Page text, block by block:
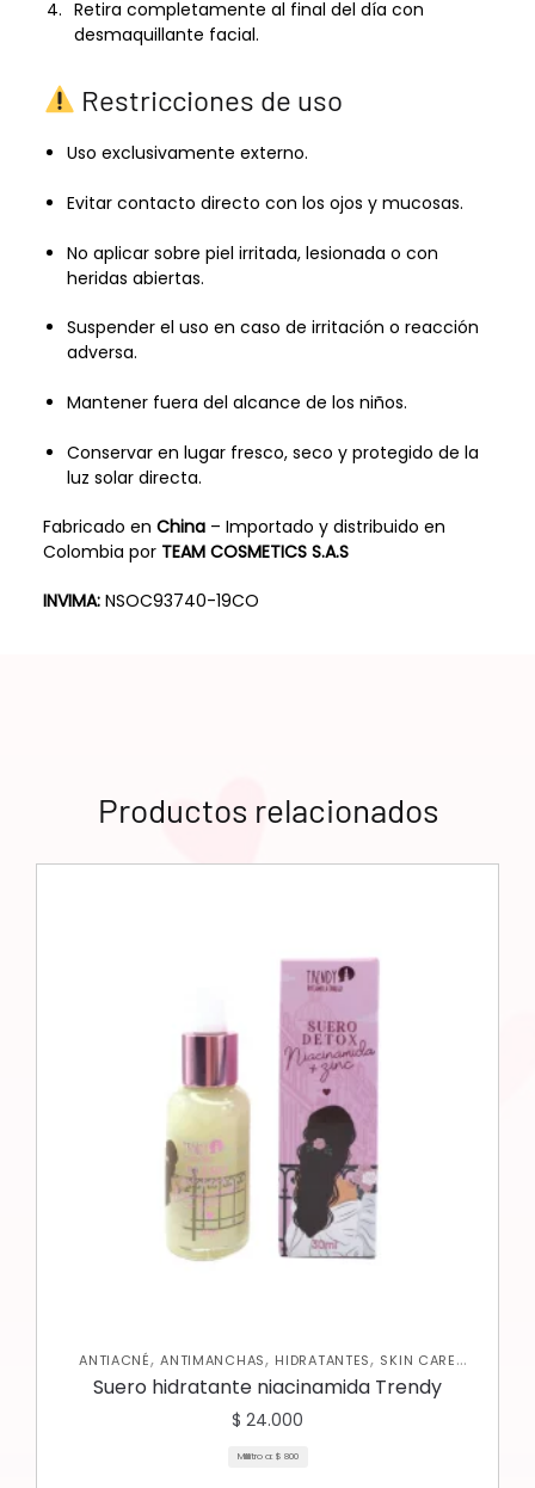
Retira completamente al final del día con
desmaquillante facial.
Restricciones de uso
Uso exclusivamente externo.
Evitar contacto directo con los ojos y mucosas.
No aplicar sobre piel irritada, lesionada o con
heridas abiertas.
Suspender el uso en caso de irritación o reacción
adversa.
Mantener fuera del alcance de los niños.
Conservar en lugar fresco, seco y protegido de la
luz solar directa.
Fabricado en China– Importado y distribuido en
Colombia por TEAM COSMETICS S.A.S
INVIMA:NSOC93740-19CO
Productos relacionados
ANTIACNÉ,ANTIMANCHAS, HIDRATANTES, SKIN CARE
FACIAL
Suero hidratante niacinamida Trendy
$ 24.000
Mililitro a: $ 800